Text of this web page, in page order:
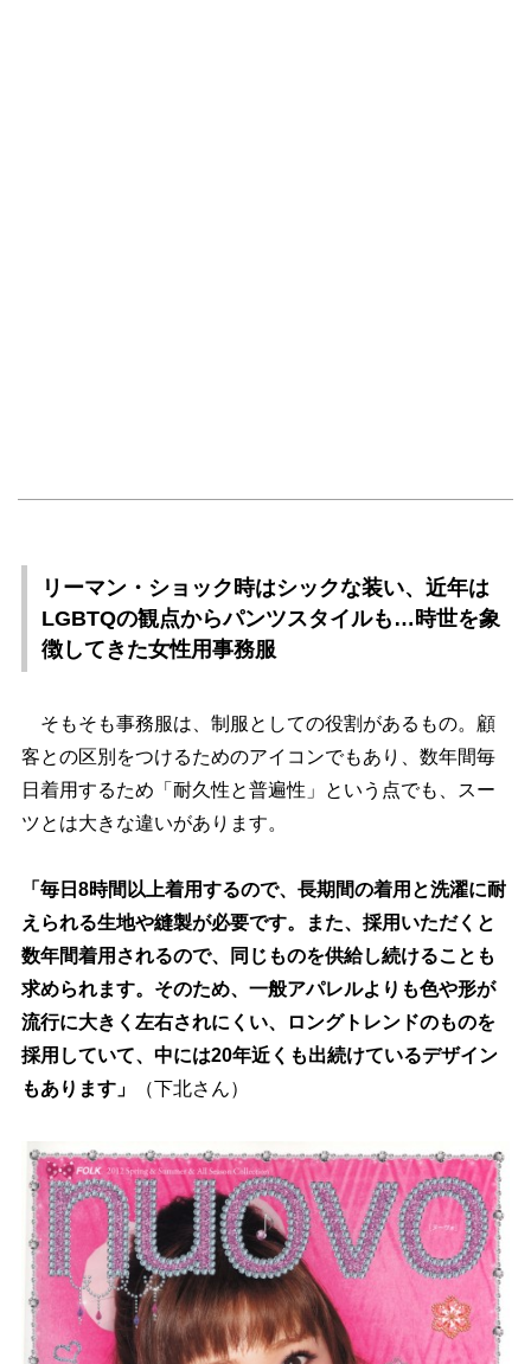
リーマン・ショック時はシックな装い、近年は
LGBTQの観点からパンツスタイルも…時世を象
徴してきた女性用事務服
そもそも事務服は、制服としての役割があるもの。顧
客との区別をつけるためのアイコンでもあり、数年間毎
日着用するため「耐久性と普遍性」という点でも、スー
ツとは大きな違いがあります。
「毎日8時間以上着用するので、長期間の着用と洗濯に耐
えられる生地や縫製が必要です。また、採用いただくと
数年間着用されるので、同じものを供給し続けることも
求められます。そのため、一般アパレルよりも色や形が
流行に大きく左右されにくい、ロングトレンドのものを
採用していて、中には20年近くも出続けているデザイン
もあります」
（下北さん）